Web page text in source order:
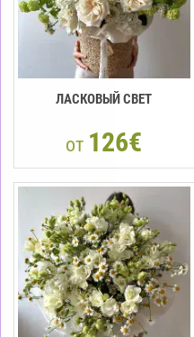
ЛАСКОВЫЙ СВЕТ
от 126€